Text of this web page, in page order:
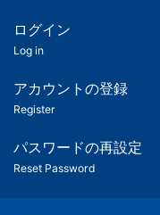
ツ
匿
名
ユ
ー
ログイン
Log in
アカウントの登録
Register
パスワードの再設定
Reset Password